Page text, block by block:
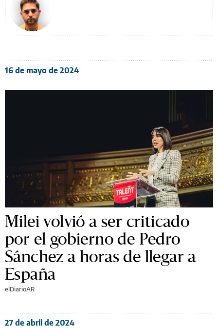
16 de mayo de 2024
Milei volvió a ser criticado
por el gobierno de Pedro
Sánchez a horas de llegar a
España
elDiarioAR
27 de abril de 2024